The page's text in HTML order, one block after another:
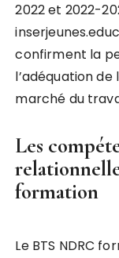
2022 et 2022-
confirment la
l’adéquation
marché du
Les
formation
Le BTS NDRC